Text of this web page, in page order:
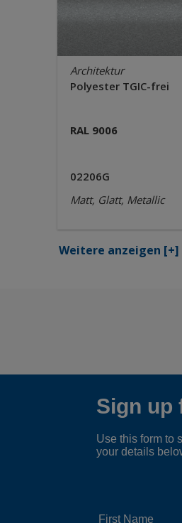
Architektur
Polyester TGIC-frei
RAL 9006
02206G
Matt, Glatt, Metallic
Weitere anzeigen [+]